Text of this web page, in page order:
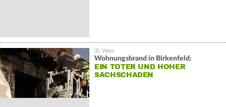
Wohnungsbrand in Birkenfeld:
EIN TOTER UND HOHER
SACHSCHADEN